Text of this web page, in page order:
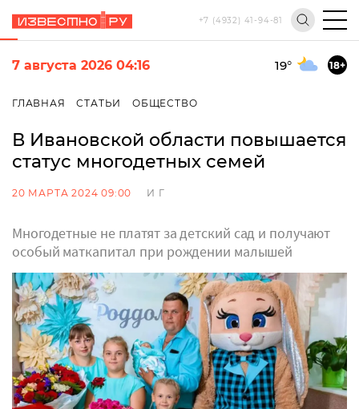
+7 (4932) 41-94-81
7 августа 2026 04:16 19° 18+
ГЛАВНАЯ СТАТЬИ ОБЩЕСТВО
В Ивановской области повышается
статус многодетных семей
20 МАРТА 2024 09:00 И Г
Многодетные не платят за детский сад и получают
особый маткапитал при рождении малышей